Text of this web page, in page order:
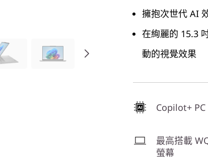
擁抱次世代 AI
在絢麗的 15.3
動的視覺效果
Copilot+ PC
最高搭載
螢幕